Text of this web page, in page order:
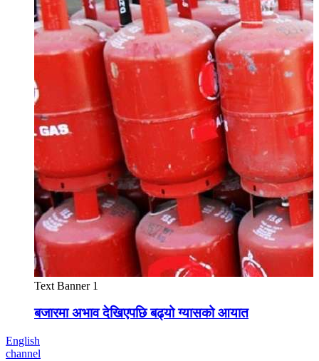
Text Banner 1
बजारमा अभाव देखिएपछि बढ्यो ग्यासको आयात
English
channel